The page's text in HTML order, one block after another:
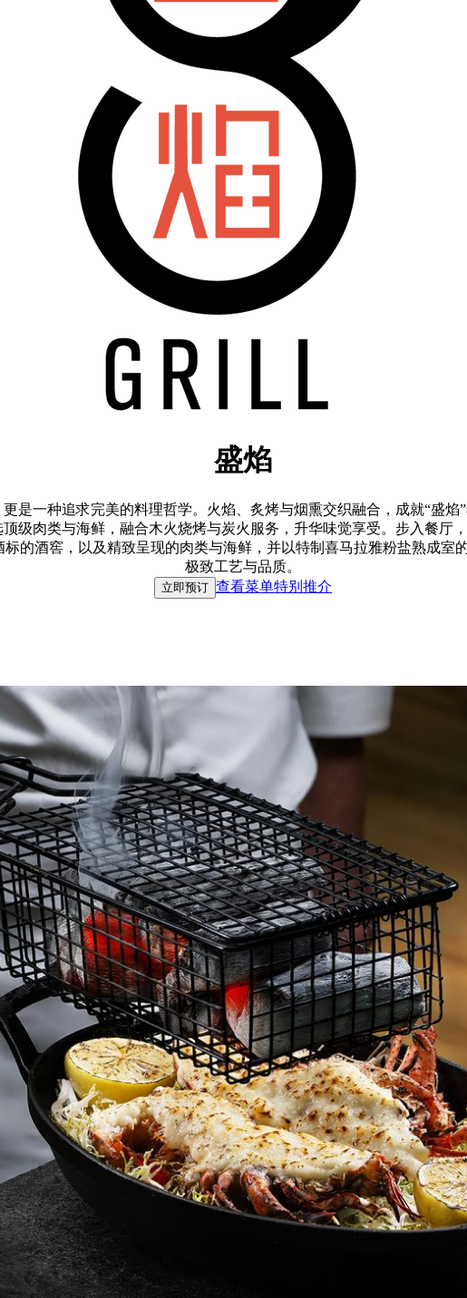
盛焰
更是一种追求完美的料理哲学。火焰、炙烤与烟熏交织融合，成就“盛焰
级肉类与海鲜，融合木火烧烤与炭火服务，升华味觉享受。步入餐厅
标的酒窖，以及精致呈现的肉类与海鲜，并以特制喜马拉雅粉盐熟成室
极致工艺与品质。
立即预订 查看菜单特别推介
6时 至 晚上11时
受量身定制的极致盛宴。肉品以荔枝木与日本备长炭精确炙烧，外层
理的极致风华。
世界的佳酿，或餐厅各款特调鸡尾酒均任君选择，每一杯皆是风格与
都是私密對話與自在沉醉的理想所在。
边服务，完美呈现现场炙烧的魅力。主厨在炭火上即席烹调顶级海鲜，